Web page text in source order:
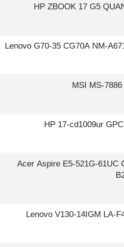
HP ZBOOK 17 G5
Lenovo G70-35 CG70A NM-
MSI MS-
HP 17-cd1009ur
Acer Aspire E5-521G-61UC
Lenovo V130-14IGM LA-